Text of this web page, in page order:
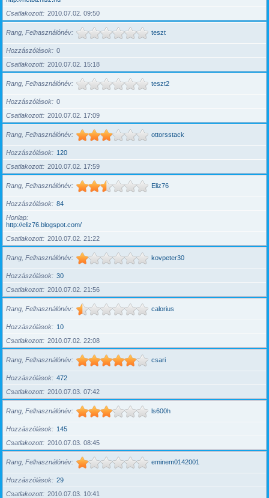
Csatlakozott
2010.07.02. 09:50
Rang, Felhasználónév teszt
Hozzászólások
0
Csatlakozott
2010.07.02. 15:18
Rang, Felhasználónév teszt2
Hozzászólások
0
Csatlakozott
2010.07.02. 17:09
Rang, Felhasználónév ottorsstack
Hozzászólások
120
Csatlakozott
2010.07.02. 17:59
Rang, Felhasználónév Eliz76
Hozzászólások
84
Honlap
http://eliz76.blogspot.com/
Csatlakozott
2010.07.02. 21:22
Rang, Felhasználónév kovpeter30
Hozzászólások
30
Csatlakozott
2010.07.02. 21:56
Rang, Felhasználónév calorius
Hozzászólások
10
Csatlakozott
2010.07.02. 22:08
Rang, Felhasználónév csari
Hozzászólások
472
Csatlakozott
2010.07.03. 07:42
Rang, Felhasználónév ls600h
Hozzászólások
145
Csatlakozott
2010.07.03. 08:45
Rang, Felhasználónév eminem0142001
Hozzászólások
29
Csatlakozott
2010.07.03. 10:41